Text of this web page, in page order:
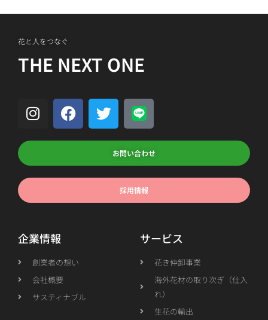
花と人をつなぐ
THE NEXT ONE
お問い合わせ
採用情報
企業情報
創業者の想い
会社概要
サスティナブル
サービス
花き仲卸事業
海外花材の取り次ぎ（仕入
れ）
生花の輸出